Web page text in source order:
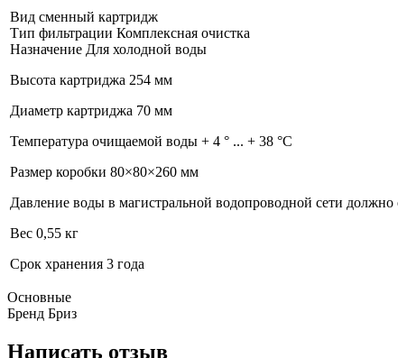
Вид сменный картридж
Тип фильтрации Комплексная очистка
Назначение Для холодной воды
Высота картриджа 254 мм
Диаметр картриджа 70 мм
Температура очищаемой воды + 4 ° ... + 38 °С
Размер коробки 80×80×260 мм
Давление воды в магистральной водопроводной сети должно
Вес 0,55 кг
Срок хранения 3 года
Основные
Бренд Бриз
Написать отзыв